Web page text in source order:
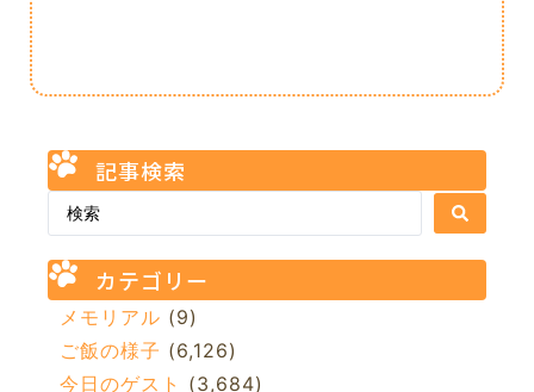
記事検索
カテゴリー
メモリアル (9)
ご飯の様子 (6,126)
今日のゲスト (3,684)